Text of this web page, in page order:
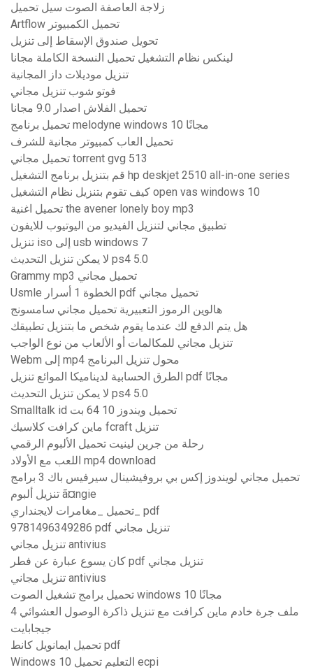
زلاجة العاصفة الصوت سيل تحميل
Artflow تحميل الكمبيوتر
تحويل صندوق الإسقاط إلى تنزيل
لينكس نظام التشغيل تحميل النسخة الكاملة مجانا
تنزيل موديلات داز المجانية
فوتو شوب تنزيل مجاني
تحميل الفلاش اصدار 9.0 مجانا
تحميل برنامج melodyne windows 10 مجانًا
تحميل العاب كمبيوتر مجانية للشرف
تحميل مجاني torrent gvg 513
قم بتنزيل برنامج التشغيل hp deskjet 2510 all-in-one series
كيف تقوم بتنزيل نظام التشغيل open vas windows 10
تحميل اغنية the avener lonely boy mp3
تطبيق مجاني لتنزيل الفيديو من اليوتيوب للايفون
تنزيل iso إلى usb windows 7
لا يمكن تنزيل التحديث ps4 5.0
Grammy mp3 تحميل مجاني
Usmle الخطوة 1 أسرار pdf تحميل مجاني
هالوين الرموز التعبيرية تحميل مجاني سامسونج
هل يتم الدفع لك عندما يقوم شخص ما بتنزيل تطبيقك
تنزيل مجاني للمكالمات أو الألعاب من نوع الواجب
Webm إلى mp4 محول تنزيل البرنامج
الطرق الحسابية لديناميكا الموائع تنزيل pdf مجانًا
لا يمكن تنزيل التحديث ps4 5.0
Smalltalk id تحميل ويندوز 10 64 بت
ماين كرافت كلاسيك fcraft تنزيل
رحلة من جرين لينيت تحميل الألبوم الرقمي
اللعب مع الأولاد mp4 download
تحميل مجاني لويندوز إكس بي بروفيشينال سيرفيس باك 3 برامج
تنزيل ألبوم ã¤ngie
تحميل _مغامرات لايجنداري_ pdf
9781496349286 pdf تنزيل مجاني
تنزيل مجاني antivius
كان يسوع عبارة عن فطر pdf تنزيل مجاني
تنزيل مجاني antivius
تحميل برامج تشغيل الصوت windows 10 مجانًا
ملف جرة خادم ماين كرافت مع تنزيل ذاكرة الوصول العشوائي 4
جيجابايت
تحميل ايمانويل كانط pdf
Windows 10 التعليم تحميل ecpi